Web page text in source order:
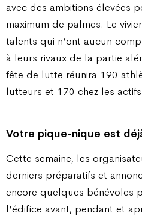
avec des ambitions élevées
maximum de palmes. Le
talents qui n’ont aucun
à leurs rivaux de la partie
fête de lutte réunira 190
lutteurs et 170 chez les
Votre pique-nique est
Cette semaine, les
derniers préparatifs et
encore quelques bénévoles
l’édifice avant, pendant et